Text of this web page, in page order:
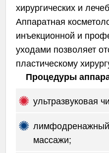
хирургических и
Аппаратная
инъекционной и
уходами позволяет
пластическому
Процедуры
ультразвуковая
массажи;